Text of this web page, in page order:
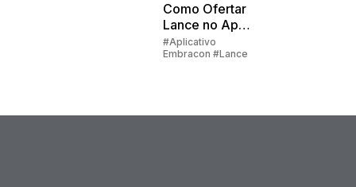
Como Ofertar
Lance no App
do Cliente?
#Aplicativo
Embracon #Lance